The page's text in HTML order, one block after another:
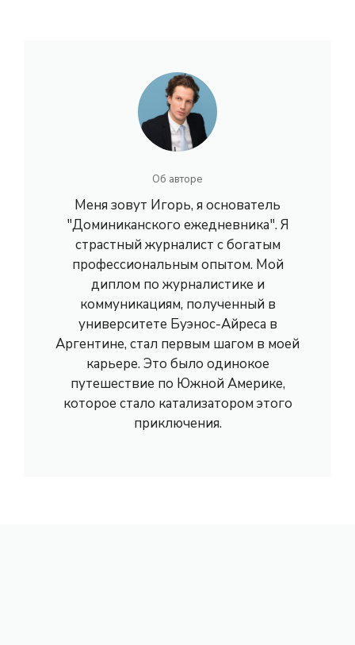
Об авторе
Меня зовут Игорь, я основатель
"Доминиканского ежедневника". Я
страстный журналист с богатым
профессиональным опытом. Мой
диплом по журналистике и
коммуникациям, полученный в
университете Буэнос-Айреса в
Аргентине, стал первым шагом в моей
карьере. Это было одинокое
путешествие по Южной Америке,
которое стало катализатором этого
приключения.